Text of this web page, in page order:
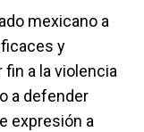
mexicano a
y
a la violencia
a defender
expresión a